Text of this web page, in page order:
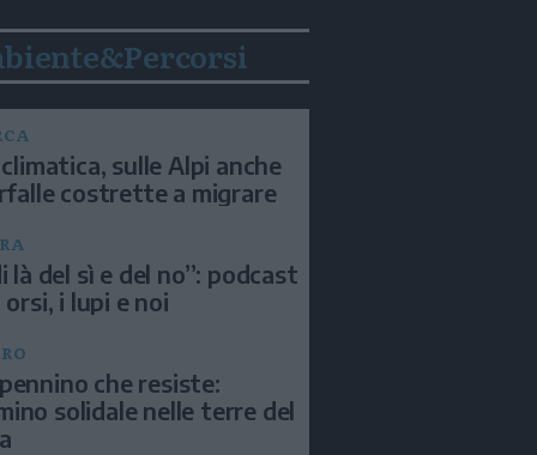
sulle Alpi anche
costrette a migrare
là del sì e del no”: podcast
orsi, i lupi e noi
che resiste:
solidale nelle terre del